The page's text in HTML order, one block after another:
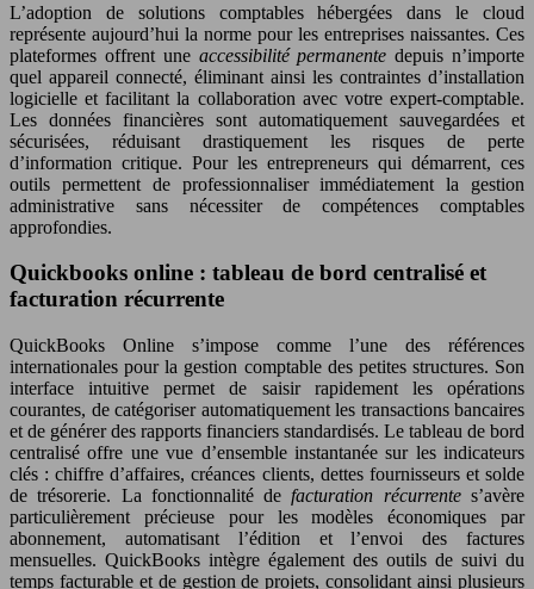
L’adoption de solutions comptables hébergées dans le cloud
représente aujourd’hui la norme pour les entreprises naissantes. Ces
plateformes offrent une accessibilité permanente depuis n’importe
quel appareil connecté, éliminant ainsi les contraintes d’installation
logicielle et facilitant la collaboration avec votre expert-comptable.
Les données financières sont automatiquement sauvegardées et
sécurisées, réduisant drastiquement les risques de perte
d’information critique. Pour les entrepreneurs qui démarrent, ces
outils permettent de professionnaliser immédiatement la gestion
administrative sans nécessiter de compétences comptables
approfondies.
Quickbooks online : tableau de bord centralisé et
facturation récurrente
QuickBooks Online s’impose comme l’une des références
internationales pour la gestion comptable des petites structures. Son
interface intuitive permet de saisir rapidement les opérations
courantes, de catégoriser automatiquement les transactions bancaires
et de générer des rapports financiers standardisés. Le tableau de bord
centralisé offre une vue d’ensemble instantanée sur les indicateurs
clés : chiffre d’affaires, créances clients, dettes fournisseurs et solde
de trésorerie. La fonctionnalité de facturation récurrentes’avère
particulièrement précieuse pour les modèles économiques par
abonnement, automatisant l’édition et l’envoi des factures
mensuelles. QuickBooks intègre également des outils de suivi du
temps facturable et de gestion de projets, consolidant ainsi plusieurs